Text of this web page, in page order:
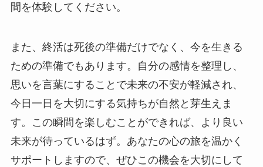
間を体験してください。
また、終活は死後の準備だけでなく、今を生きる
ための準備でもあります。自分の感情を整理し、
思いを言葉にすることで未来の不安が軽減され、
今日一日を大切にする気持ちが自然と芽生えま
す。この瞬間を楽しむことができれば、より良い
未来が待っているはず。あなたの心の旅を温かく
サポートしますので、ぜひこの機会を大切にして